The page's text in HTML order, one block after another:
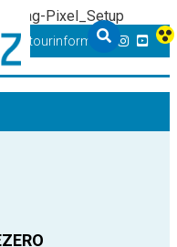
Tag-Pixel_Setup